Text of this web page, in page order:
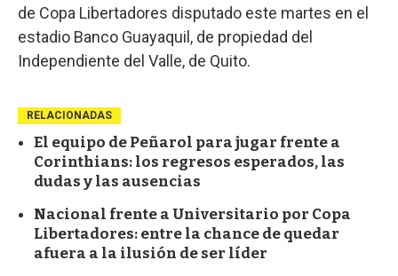
de Copa Libertadores disputado este martes en el
estadio Banco Guayaquil, de propiedad del
Independiente del Valle, de Quito.
RELACIONADAS
El equipo de Peñarol para jugar frente a
Corinthians: los regresos esperados, las
dudas y las ausencias
Nacional frente a Universitario por Copa
Libertadores: entre la chance de quedar
afuera a la ilusión de ser líder